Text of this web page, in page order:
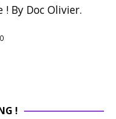
! By Doc Olivier.
!